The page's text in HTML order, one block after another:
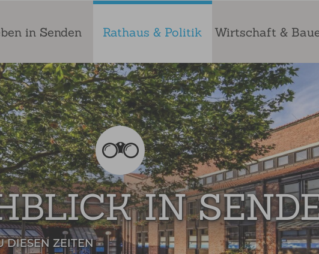
in Senden Rathaus & Politik Wirtschaft &
IN
DIESEN ZEITEN